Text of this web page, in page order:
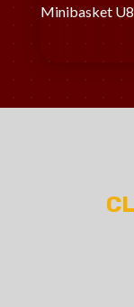
Minibasket U8